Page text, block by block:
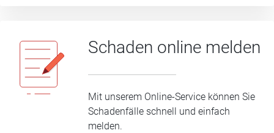
Schaden online melden
Mit unserem Online-Service können Sie
Schadenfälle schnell und einfach
melden.